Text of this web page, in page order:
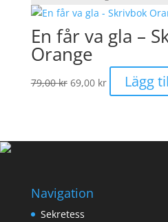
En får va gla –
Orange
79,00kr Det
ursprungliga
79,00 kr.
69,00 kr
nuvarande
69,00 kr.
Lägg
Navigation
Sekretess